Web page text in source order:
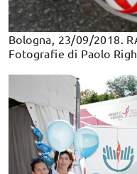
Bologna, 23/09/2018.
Fotografie di Paolo